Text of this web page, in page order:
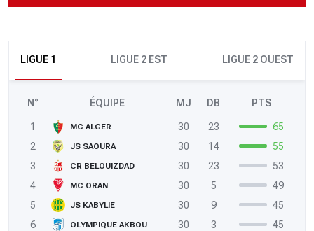
LIGUE 1 LIGUE 2 EST LIGUE 2 OUEST
N° ÉQUIPE MJ DB PTS
1 MC ALGER 30 23
65
2
JS SAOURA 30 14
55
3
CR BELOUIZDAD 30 23
53
4
MC ORAN 30 5
49
5
JS KABYLIE 30 9
45
6
OLYMPIQUE AKBOU 30 3
45